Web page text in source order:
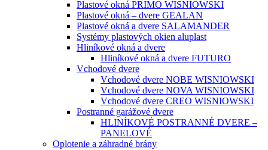
Plastové okná PRIMO WISNIOWSKI
Plastové okná – dvere GEALAN
Plastové okná a dvere SALAMANDER
Systémy plastových okien aluplast
Hliníkové okná a dvere
Hliníkové okná a dvere FUTURO
Vchodové dvere
Vchodové dvere NOBE WISNIOWSKI
Vchodové dvere NOVA WISNIOWSKI
Vchodové dvere CREO WISNIOWSKI
Postranné garážové dvere
HLINÍKOVÉ POSTRANNÉ DVERE –
PANELOVÉ
Oplotenie a záhradné brány